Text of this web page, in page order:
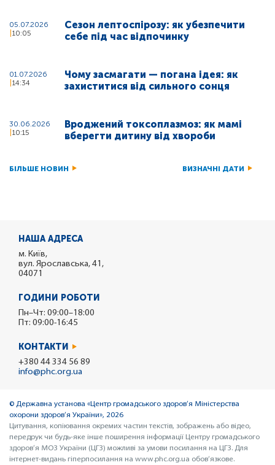
05.07.2026
10:05
Сезон лептоспірозу: як убезпечити
себе під час відпочинку
01.07.2026
14:34
Чому засмагати — погана ідея: як
захиститися від сильного сонця
30.06.2026
10:15
Вроджений токсоплазмоз: як мамі
вберегти дитину від хвороби
БІЛЬШЕ НОВИН ВИЗНАЧНІ ДАТИ
НАША АДРЕСА
м. Київ,
вул. Ярославська, 41,
04071
ГОДИНИ РОБОТИ
Пн–Чт: 09:00–18:00
Пт: 09:00-16:45
КОНТАКТИ
+380 44 334 56 89
info@phc.org.ua
© Державна установа «Центр громадського здоров’я Міністерства
охорони здоров’я України», 2026
Цитування, копіювання окремих частин текстів, зображень або відео,
передрук чи будь-яке інше поширення інформації Центру громадського
здоров’я МОЗ України (ЦГЗ) можливі за умови посилання на ЦГЗ. Для
інтернет-видань гіперпосилання на www.phc.org.ua обов’язкове.